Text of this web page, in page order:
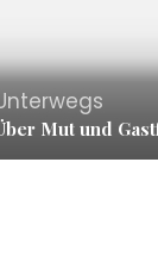
Mut und